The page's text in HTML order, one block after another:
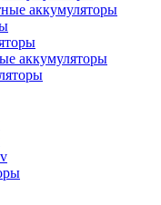
аккумуляторы
аккумуляторы